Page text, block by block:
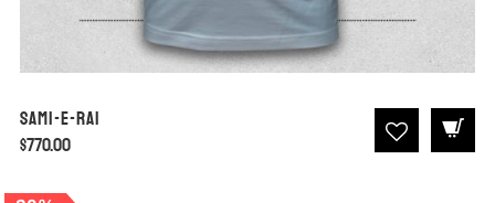
Sami-E-Rai
$770.00